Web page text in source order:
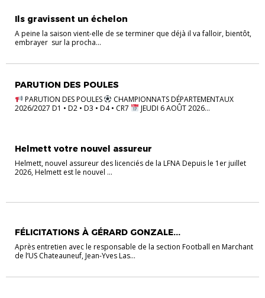
Ils gravissent un échelon
A peine la saison vient-elle de se terminer que déjà il va falloir, bientôt,
embrayer sur la procha...
PARUTION DES POULES
PARUTION DES POULES
CHAMPIONNATS DÉPARTEMENTAUX
2026/2027 D1 • D2 • D3 • D4 • CR7
JEUDI 6 AOÛT 2026...
Helmett votre nouvel assureur
Helmett, nouvel assureur des licenciés de la LFNA Depuis le 1er juillet
2026, Helmett est le nouvel ...
FÉLICITATIONS À GÉRARD GONZALE...
Après entretien avec le responsable de la section Football en Marchant
de l’US Chateauneuf, Jean-Yves Las...